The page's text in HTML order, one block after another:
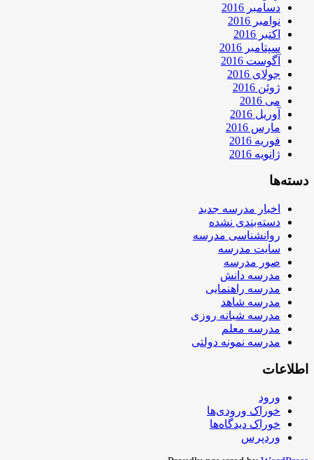
دسامبر 2016
نوامبر 2016
اکتبر 2016
سپتامبر 2016
آگوست 2016
جولای 2016
ژوئن 2016
می 2016
آوریل 2016
مارس 2016
فوریه 2016
ژانویه 2016
دسته‌ها
اخبار مدرسه جدید
دسته‌بندی نشده
روانشناسی مدرسه
سایت مدرسه
صور مدرسه
مدرسه دانش
مدرسه راهنمایی
مدرسه شاهد
مدرسه شبانه روزی
مدرسه معلم
مدرسه نمونه دولتی
اطلاعات
ورود
خوراک ورودی‌ها
خوراک دیدگاه‌ها
وردپرس